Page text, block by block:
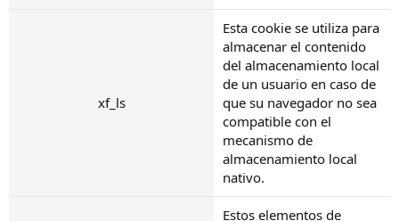
xf_ls
Esta cookie se utiliza para
almacenar el contenido
del almacenamiento local
de un usuario en caso de
que su navegador no sea
compatible con el
mecanismo de
almacenamiento local
nativo.
Estos elementos de